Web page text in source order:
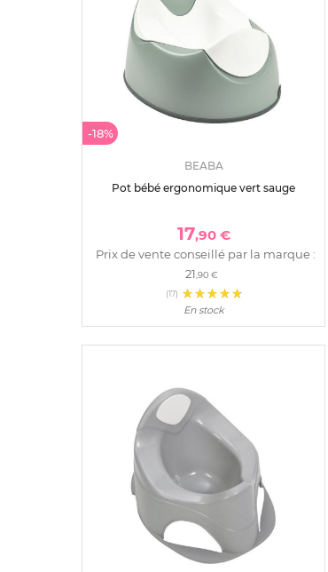
-18%
BEABA
Pot bébé ergonomique vert sauge
17,90 €
Prix de vente conseillé par la marque :
21,90 €
(17)
En stock